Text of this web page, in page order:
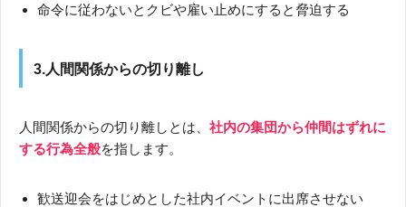
命令に従わないとクビや雇い止めにすると脅迫する
3.人間関係からの切り離し
人間関係からの切り離しとは、 社内の集団から仲間はずれに
する行為全般を指します。
歓送迎会をはじめとした社内イベントに出席させない